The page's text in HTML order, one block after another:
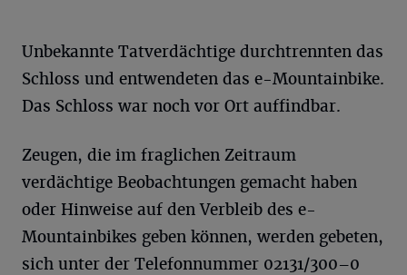
Unbekannte Tatverdächtige durchtrennten das
Schloss und entwendeten das e-Mountainbike.
Das Schloss war noch vor Ort auffindbar.
Zeugen, die im fraglichen Zeitraum
verdächtige Beobachtungen gemacht haben
oder Hinweise auf den Verbleib des e-
Mountainbikes geben können, werden gebeten,
sich unter der Telefonnummer 02131/300–0